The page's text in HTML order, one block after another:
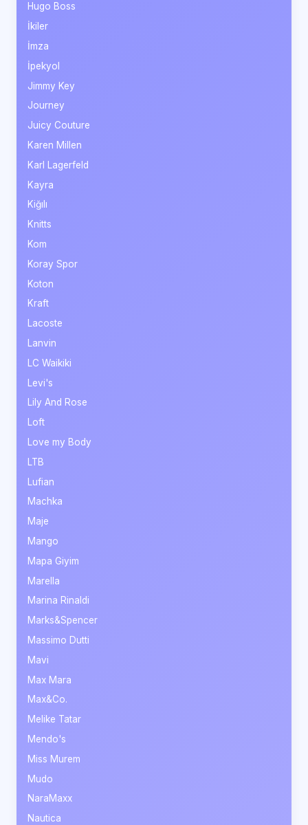
Hugo Boss
İkiler
İmza
İpekyol
Jimmy Key
Journey
Juicy Couture
Karen Millen
Karl Lagerfeld
Kayra
Kiğılı
Knitts
Kom
Koray Spor
Koton
Kraft
Lacoste
Lanvin
LC Waikiki
Levi's
Lily And Rose
Loft
Love my Body
LTB
Lufian
Machka
Maje
Mango
Mapa Giyim
Marella
Marina Rinaldi
Marks&Spencer
Massimo Dutti
Mavi
Max Mara
Max&Co.
Melike Tatar
Mendo's
Miss Murem
Mudo
NaraMaxx
Nautica